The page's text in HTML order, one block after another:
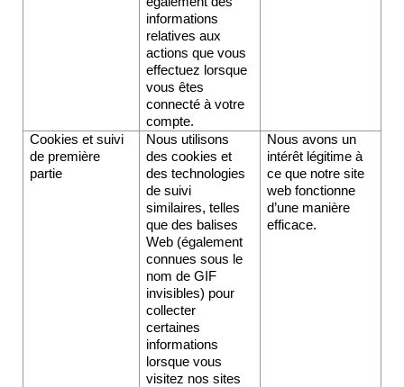
informations
relatives aux
actions que vous
effectuez lorsque
vous êtes
connecté à votre
compte.
Cookies et suivi
de première
partie
Nous utilisons
des cookies et
des technologies
de suivi
similaires, telles
que des balises
Web (également
connues sous le
nom de GIF
invisibles) pour
collecter
certaines
informations
lorsque vous
visitez nos sites
Nous avons un
intérêt légitime à
ce que notre site
web fonctionne
d’une manière
efficace.